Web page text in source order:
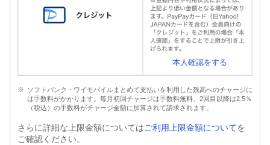
本人確認をする
ソフトバンク・ワイモバイルまとめて支払いを利用した残高へのチャージに
は手数料がかかります。毎月初回チャージは手数料無料、2回目以降は2.5％
（税込）の手数料がチャージ金額に加算されて請求されます。
さらに詳細な上限金額についてはご利用上限金額についてを
ご確認ください。